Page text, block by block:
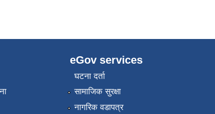
eGov services
घटना दर्ता
सामाजिक सुरक्षा
नागरिक वडापत्र